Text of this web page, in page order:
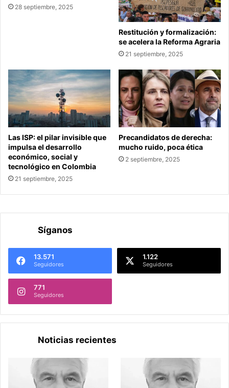
28 septiembre, 2025
Restitución y formalización:
se acelera la Reforma Agraria
21 septiembre, 2025
Las ISP: el pilar invisible que
impulsa el desarrollo
económico, social y
tecnológico en Colombia
21 septiembre, 2025
Precandidatos de derecha:
mucho ruido, poca ética
2 septiembre, 2025
Síganos
13.571
Seguidores
1.122
Seguidores
771
Seguidores
Noticias recientes